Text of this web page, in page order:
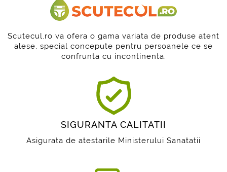
Scutecul.ro va ofera o gama variata de produse atent
alese, special concepute pentru persoanele ce se
confrunta cu incontinenta.
SIGURANTA CALITATII
Asigurata de atestarile Ministerului Sanatatii